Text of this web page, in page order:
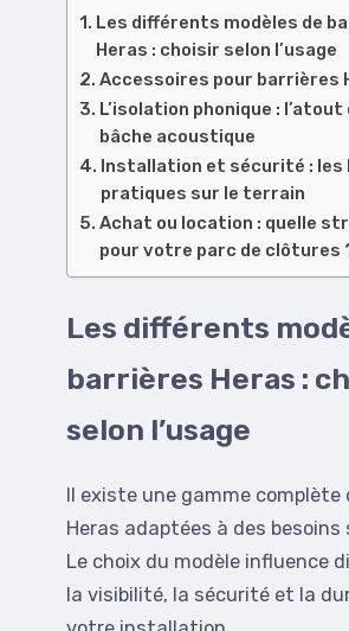
Les différents modèles de
Heras : choisir selon l’usage
Accessoires pour barrières
L’isolation phonique : l’atout
bâche acoustique
Installation et sécurité : les
pratiques sur le terrain
Achat ou location : quelle
pour votre parc de clôtures
Les différents
barrières Heras :
selon l’usage
Il existe une gamme complète
Heras adaptées à des besoins
Le choix du modèle influence
la visibilité, la sécurité et la